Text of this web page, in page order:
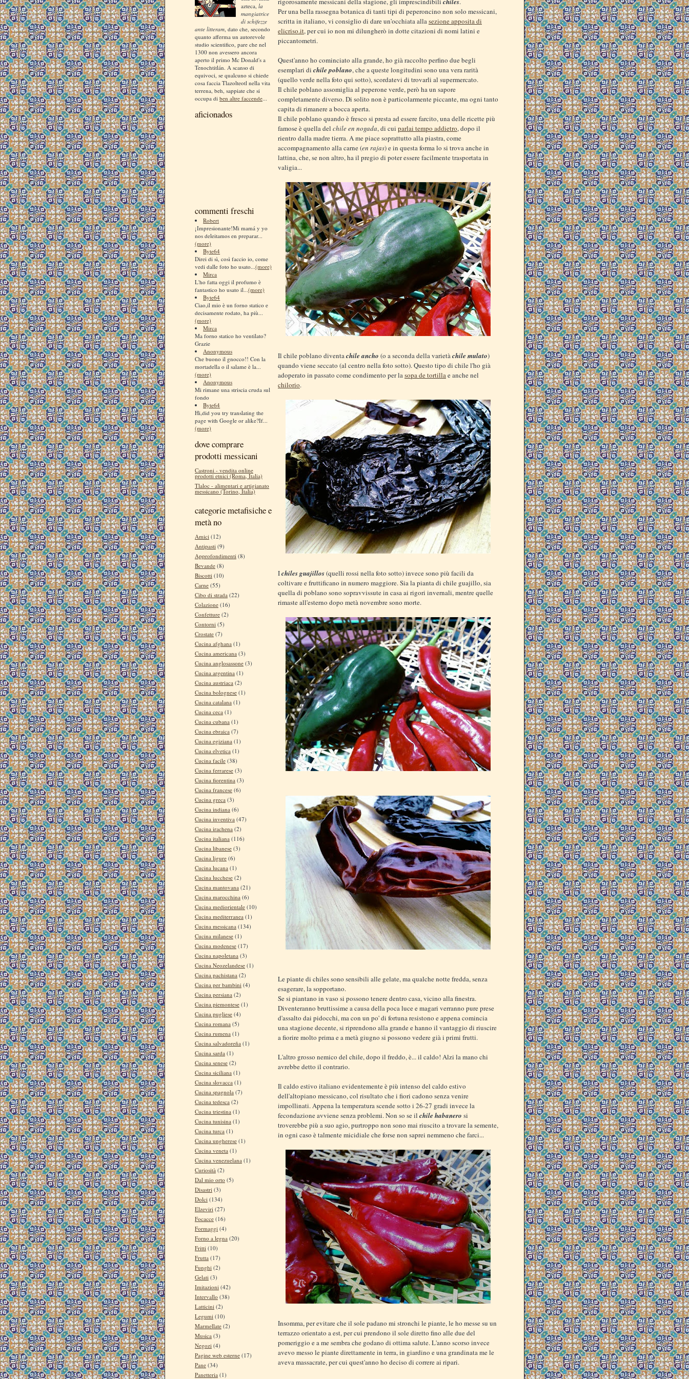
azteca, la
mangiatrice
di schifezze
ante litteram , dato che, secondo
quanto afferma un autorevole
studio scientifico, pare che nel
1300 non avessero ancora
aperto il primo Mc Donald's a
Tenochtitlán. A scanso di
equivoci, se qualcuno si chiede
cosa faccia Tlazolteotl nella vita
terrena, beh, sappiate che si
occupa di ben altre faccende...
aficionados
commenti freschi
Robert
¡Impresionante!Mi mamá y yo
nos deleitamos en preparar...
(more)
Byte64
Direi di sì, così faccio io, come
vedi dalle foto ho usato...(more)
Mirca
L'ho fatta oggi il profumo è
fantastico ho usato il...(more)
Byte64
Ciao,il mio è un forno statico e
decisamente rodato, ha più...
(more)
Mirca
Ma forno statico ho ventilato?
Grazie
Anonymous
Che buono il gnocco!! Con la
mortadella o il salame è la...
(more)
Anonymous
Mi rimane una striscia cruda sul
fondo
Byte64
Hi,did you try translating the
page with Google or alike?If...
(more)
dove comprare
prodotti messicani
Castroni - vendita online
prodotti etnici (Roma, Italia)
Tlaloc - alimentari e artigianato
messicano (Torino, Italia)
categorie metafisiche e
metà no
Amici (12)
Antipasti (9)
Approfondimenti (8)
Bevande (8)
Biscotti (10)
Carne (55)
Cibo di strada (22)
Colazione (16)
Confetture (2)
Contorni (5)
Crostate (7)
Cucina afghana (1)
Cucina americana (3)
Cucina anglosassone (3)
Cucina argentina (1)
Cucina austriaca (2)
Cucina bolognese (1)
Cucina catalana (1)
Cucina ceca (1)
Cucina cubana (1)
Cucina ebraica (7)
Cucina egiziana (1)
Cucina elvetica (1)
Cucina facile (38)
Cucina ferrarese (3)
Cucina fiorentina (3)
Cucina francese (6)
Cucina greca (3)
Cucina indiana (6)
Cucina inventiva (47)
Cucina irachena (2)
Cucina italiana (116)
Cucina libanese (3)
Cucina ligure (6)
Cucina lucana (1)
Cucina lucchese (2)
Cucina mantovana (21)
Cucina marocchina (6)
Cucina mediorientale (10)
Cucina mediterranea (1)
Cucina messicana (134)
Cucina milanese (1)
Cucina modenese (17)
Cucina napoletana (3)
Cucina Neozelandese (1)
Cucina pachistana (2)
Cucina per bambini (4)
Cucina persiana (2)
Cucina piemontese (1)
Cucina pugliese (4)
Cucina romana (5)
Cucina rumena (1)
Cucina salvadoreña (1)
Cucina sarda (1)
Cucina senese (2)
Cucina siciliana (1)
Cucina slovacca (1)
Cucina spagnola (7)
Cucina tedesca (2)
Cucina triestina (1)
Cucina tunisina (1)
Cucina turca (1)
Cucina ungherese (1)
Cucina veneta (1)
Cucina venezuelana (1)
Curiosità (2)
Dal mio orto (5)
Disastri (3)
Dolci (134)
Elzeviri (27)
Focacce (16)
Formaggi (4)
Forno a legna (20)
Fritti (10)
Frutta (17)
Funghi (2)
Gelati (3)
Imitazioni (42)
Intervallo (38)
Latticini (2)
Legumi (10)
Marmellate (2)
Musica (3)
Negozi (4)
Pagine web esterne (17)
Pane (34)
Panetteria (1)
Per una bella rassegna botanica di tanti tipi di peperoncino non solo messicani,
scritta in italiano, vi consiglio di dare un'occhiata allasezione apposita di
elicriso.it, per cui io non mi dilungherò in dotte citazioni di nomi latini e
piccantometri.
Quest'anno ho cominciato alla grande, ho già raccolto perfino due begli
esemplari di chile poblano, che a queste longitudini sono una vera rarità
(quello verde nella foto qui sotto), scordatevi di trovarli al supermercato.
Il chile poblano assomiglia al peperone verde, però ha un sapore
completamente diverso. Di solito non è particolarmente piccante, ma ogni tanto
capita di rimanere a bocca aperta.
Il chile poblano quando è fresco si presta ad essere farcito, una delle ricette più
famose è quella del chile en nogada, di cui parlai tempo addietro, dopo il
rientro dalla madre tierra. A me piace soprattutto alla piastra, come
accompagnamento alla carne (en rajas) e in questa forma lo si trova anche in
lattina, che, se non altro, ha il pregio di poter essere facilmente trasportata in
valigia...
Il chile poblano diventachile ancho (o a seconda della varietàchile mulato)
quando viene seccato (al centro nella foto sotto). Questo tipo di chile l'ho già
adoperato in passato come condimento per lasopa de tortillae anche nel
chilorio.
Ichiles guajillos(quelli rossi nella foto sotto) invece sono più facili da
coltivare e fruttificano in numero maggiore. Sia la pianta di chile guajillo, sia
quella di poblano sono sopravvissute in casa ai rigori invernali, mentre quelle
rimaste all'esterno dopo metà novembre sono morte.
Le piante di chiles sono sensibili alle gelate, ma qualche notte fredda, senza
esagerare, la sopportano.
Se si piantano in vaso si possono tenere dentro casa, vicino alla finestra.
Diventeranno bruttissime a causa della poca luce e magari verranno pure prese
d'assalto dai pidocchi, ma con un po' di fortuna resistono e appena comincia
una stagione decente, si riprendono alla grande e hanno il vantaggio di riuscire
a fiorire molto prima e a metà giugno si possono vedere già i primi frutti.
L'altro grosso nemico del chile, dopo il freddo, è... il caldo! Alzi la mano chi
avrebbe detto il contrario.
Il caldo estivo italiano evidentemente è più intenso del caldo estivo
dell'altopiano messicano, col risultato che i fiori cadono senza venire
impollinati. Appena la temperatura scende sotto i 26-27 gradi invece la
fecondazione avviene senza problemi. Non so se il chile habanero si
troverebbe più a suo agio, purtroppo non sono mai riuscito a trovare la semente,
in ogni caso è talmente micidiale che forse non saprei nemmeno che farci...
Insomma, per evitare che il sole padano mi stronchi le piante, le ho messe su un
terrazzo orientato a est, per cui prendono il sole diretto fino alle due del
pomeriggio e a me sembra che godano di ottima salute. L'anno scorso invece
avevo messo le piante direttamente in terra, in giardino e una grandinata me le
aveva massacrate, per cui quest'anno ho deciso di correre ai ripari.